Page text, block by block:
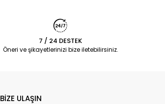
7 / 24 DESTEK
Öneri ve şikayetlerinizi bize iletebilirsiniz.
BİZE ULAŞIN